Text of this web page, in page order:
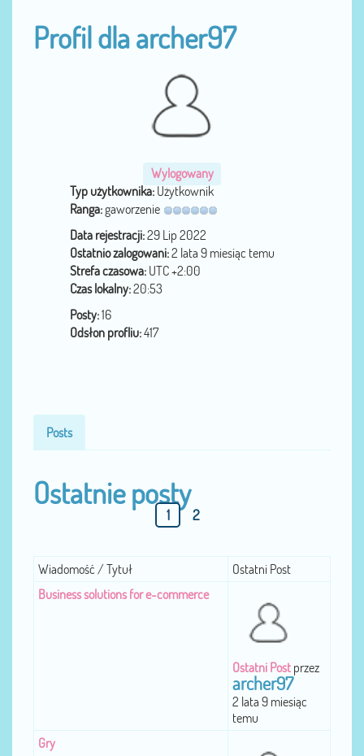
Profil dla archer97
Wylogowany
Typ użytkownika: Użytkownik
Ranga:gaworzenie
Data rejestracji:29 Lip 2022
Ostatnio zalogowani:2 lata 9 miesiąc temu
Strefa czasowa: UTC +2:00
Czas lokalny:20:53
Posty:16
Odsłon profliu:417
Posts
Ostatnie posty
1 2
Wiadomość / Tytuł
Ostatni Post
Business solutions for e-commerce
Ostatni Post przez
archer97
2 lata 9 miesiąc
temu
Gry